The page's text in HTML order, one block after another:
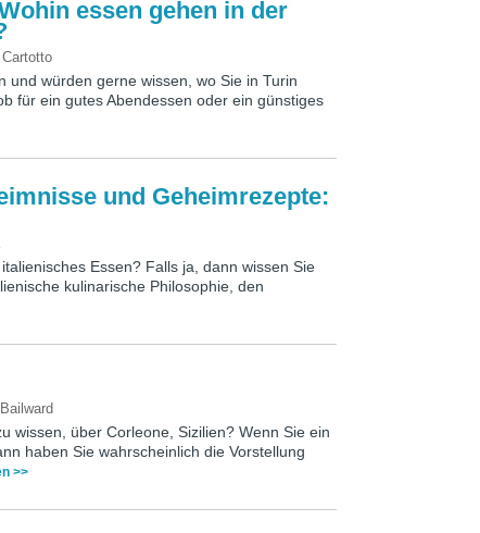
essen gehen in der
und würden gerne wissen, wo Sie in Turin
für ein gutes Abendessen oder ein günstiges
und Geheimrezepte:
Essen? Falls ja, dann wissen Sie
kulinarische Philosophie, den
wissen, über Corleone, Sizilien? Wenn Sie ein
haben Sie wahrscheinlich die Vorstellung
>>